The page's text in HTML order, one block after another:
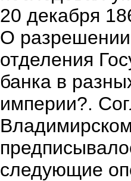
20 декабря
О разрешении
отделения
банка в
империи?.
следующие